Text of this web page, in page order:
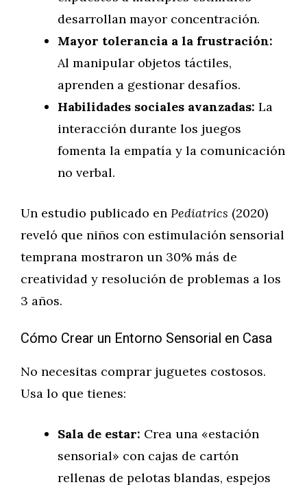
desarrollan mayor concentración.
Mayor tolerancia a la frustración:
Al manipular objetos táctiles,
aprenden a gestionar desafíos.
Habilidades sociales avanzadas: La
interacción durante los juegos
fomenta la empatía y la comunicación
no verbal.
Un estudio publicado en Pediatrics (2020)
reveló que niños con estimulación sensorial
temprana mostraron un 30% más de
creatividad y resolución de problemas a los
3 años.
Cómo Crear un Entorno Sensorial en Casa
No necesitas comprar juguetes costosos.
Usa lo que tienes:
Sala de estar: Crea una «estación
sensorial» con cajas de cartón
rellenas de pelotas blandas, espejos